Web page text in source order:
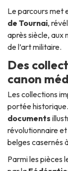
Le parcours met
de Tournai,
après siècle, aux
de l’art militaire.
Des
canon
Les collections
portée historique.
documents
révolutionnaire
belges casernés
Parmi les pièces